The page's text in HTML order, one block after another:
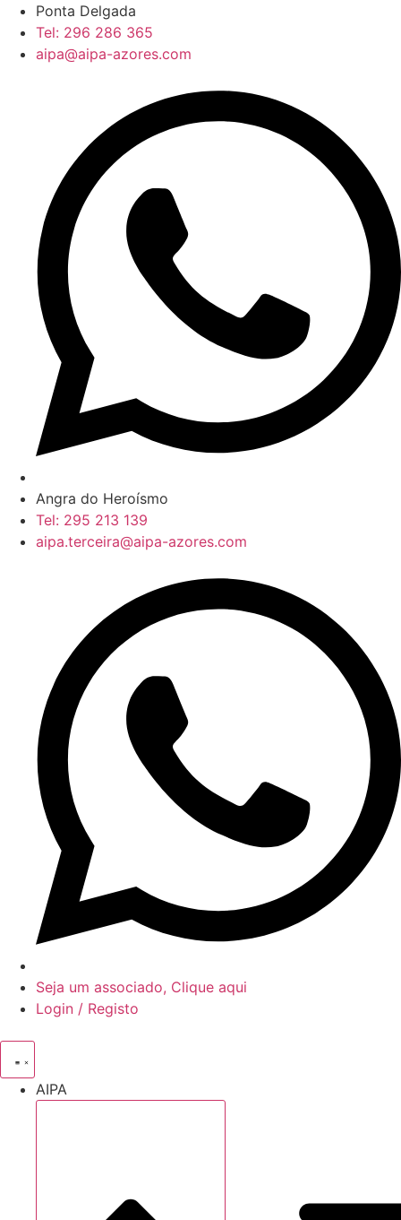
Pular
para
Ponta Delgada
Tel: 296 286 365
aipa@aipa-azores.com
Angra do Heroísmo
Tel: 295 213 139
aipa.terceira@aipa-azores.com
Seja um associado, Clique aqui
Login / Registo
AIPA